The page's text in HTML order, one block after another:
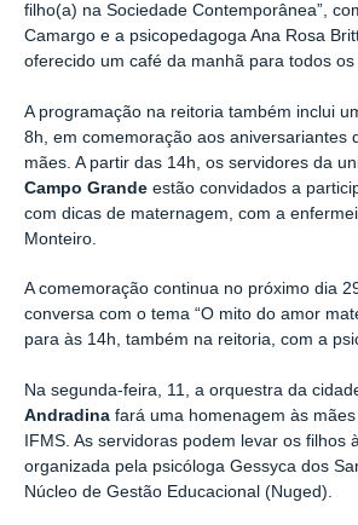
filho(a) na Sociedade Contemporânea”,
Camargo e a psicopedagoga Ana Rosa
oferecido um café da manhã para todos os
A programação na reitoria também inclui
8h, em comemoração aos aniversariantes
mães. A partir das 14h, os servidores da
Campo Grande estão convidados a
com dicas de maternagem, com a
Monteiro.
A comemoração continua no próximo dia
conversa com o tema “O mito do amor
para às 14h, também na reitoria, com a
Na segunda-feira, 11, a orquestra da
Andradina fará uma homenagem às
IFMS. As servidoras podem levar os filhos
organizada pela psicóloga Gessyca dos
Núcleo de Gestão Educacional (Nuged).